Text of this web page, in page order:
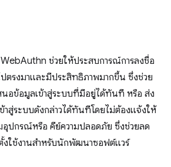
ช่วยให้ประสบการณ์การลงชื่อ
ปตรงมาและมีประสิทธิภาพมากขึ้น ซึ่งช่วย
สนอข้อมูลเข้าสู่ระบบที่มีอยู่ได้ทันที หรือ ส่ง
สู่ระบบดังกล่าวได้ทันทีโดยไม่ต้องแจ้งให้
อุปกรณ์หรือ คีย์ความปลอดภัย ซึ่งช่วยลด
งใช้งานสำหรับนักพัฒนาซอฟต์แวร์